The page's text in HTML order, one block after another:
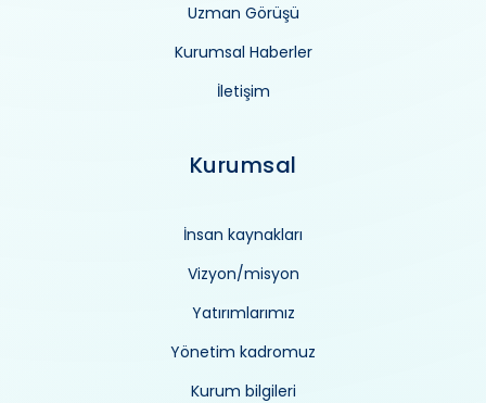
Uzman Görüşü
Kurumsal Haberler
İletişim
Kurumsal
İnsan kaynakları
Vizyon/misyon
Yatırımlarımız
Yönetim kadromuz
Kurum bilgileri